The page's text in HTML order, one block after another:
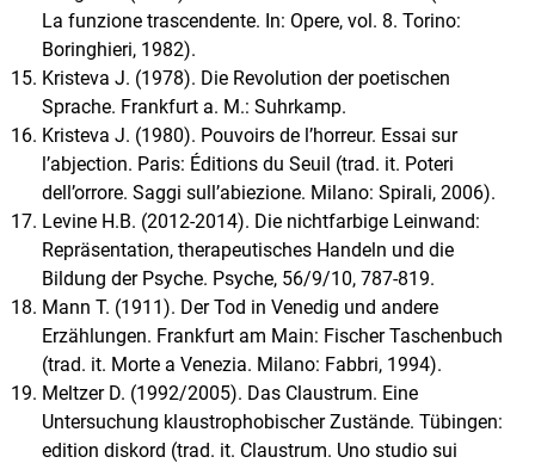
La funzione trascendente. In: Opere, vol. 8. Torino:
Boringhieri, 1982).
Kristeva J. (1978). Die Revolution der poetischen
Sprache. Frankfurt a. M.: Suhrkamp.
Kristeva J. (1980). Pouvoirs de l’horreur. Essai sur
l’abjection. Paris: Éditions du Seuil (trad. it. Poteri
dell’orrore. Saggi sull’abiezione. Milano: Spirali, 2006).
Levine H.B. (2012-2014). Die nichtfarbige Leinwand:
Repräsentation, therapeutisches Handeln und die
Bildung der Psyche. Psyche, 56/9/10, 787-819.
Mann T. (1911). Der Tod in Venedig und andere
Erzählungen. Frankfurt am Main: Fischer Taschenbuch
(trad. it. Morte a Venezia. Milano: Fabbri, 1994).
Meltzer D. (1992/2005). Das Claustrum. Eine
Untersuchung klaustrophobischer Zustände. Tübingen:
edition diskord (trad. it. Claustrum. Uno studio sui